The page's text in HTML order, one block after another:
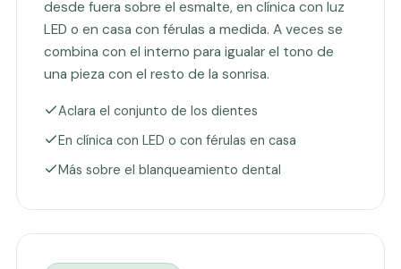
desde fuera sobre el esmalte, en clínica con luz
LED o en casa con férulas a medida. A veces se
combina con el interno para igualar el tono de
una pieza con el resto de la sonrisa.
Aclara el conjunto de los dientes
En clínica con LED o con férulas en casa
Más sobre el blanqueamiento dental